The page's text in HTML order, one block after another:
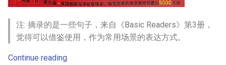
注: 摘录的是一些句子，来自《Basic Readers》第3册，
觉得可以借鉴使用，作为常用场景的表达方式。
Continue reading